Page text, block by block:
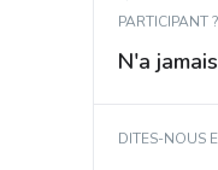
PARTICIPANT
N'a
DITES-NOUS